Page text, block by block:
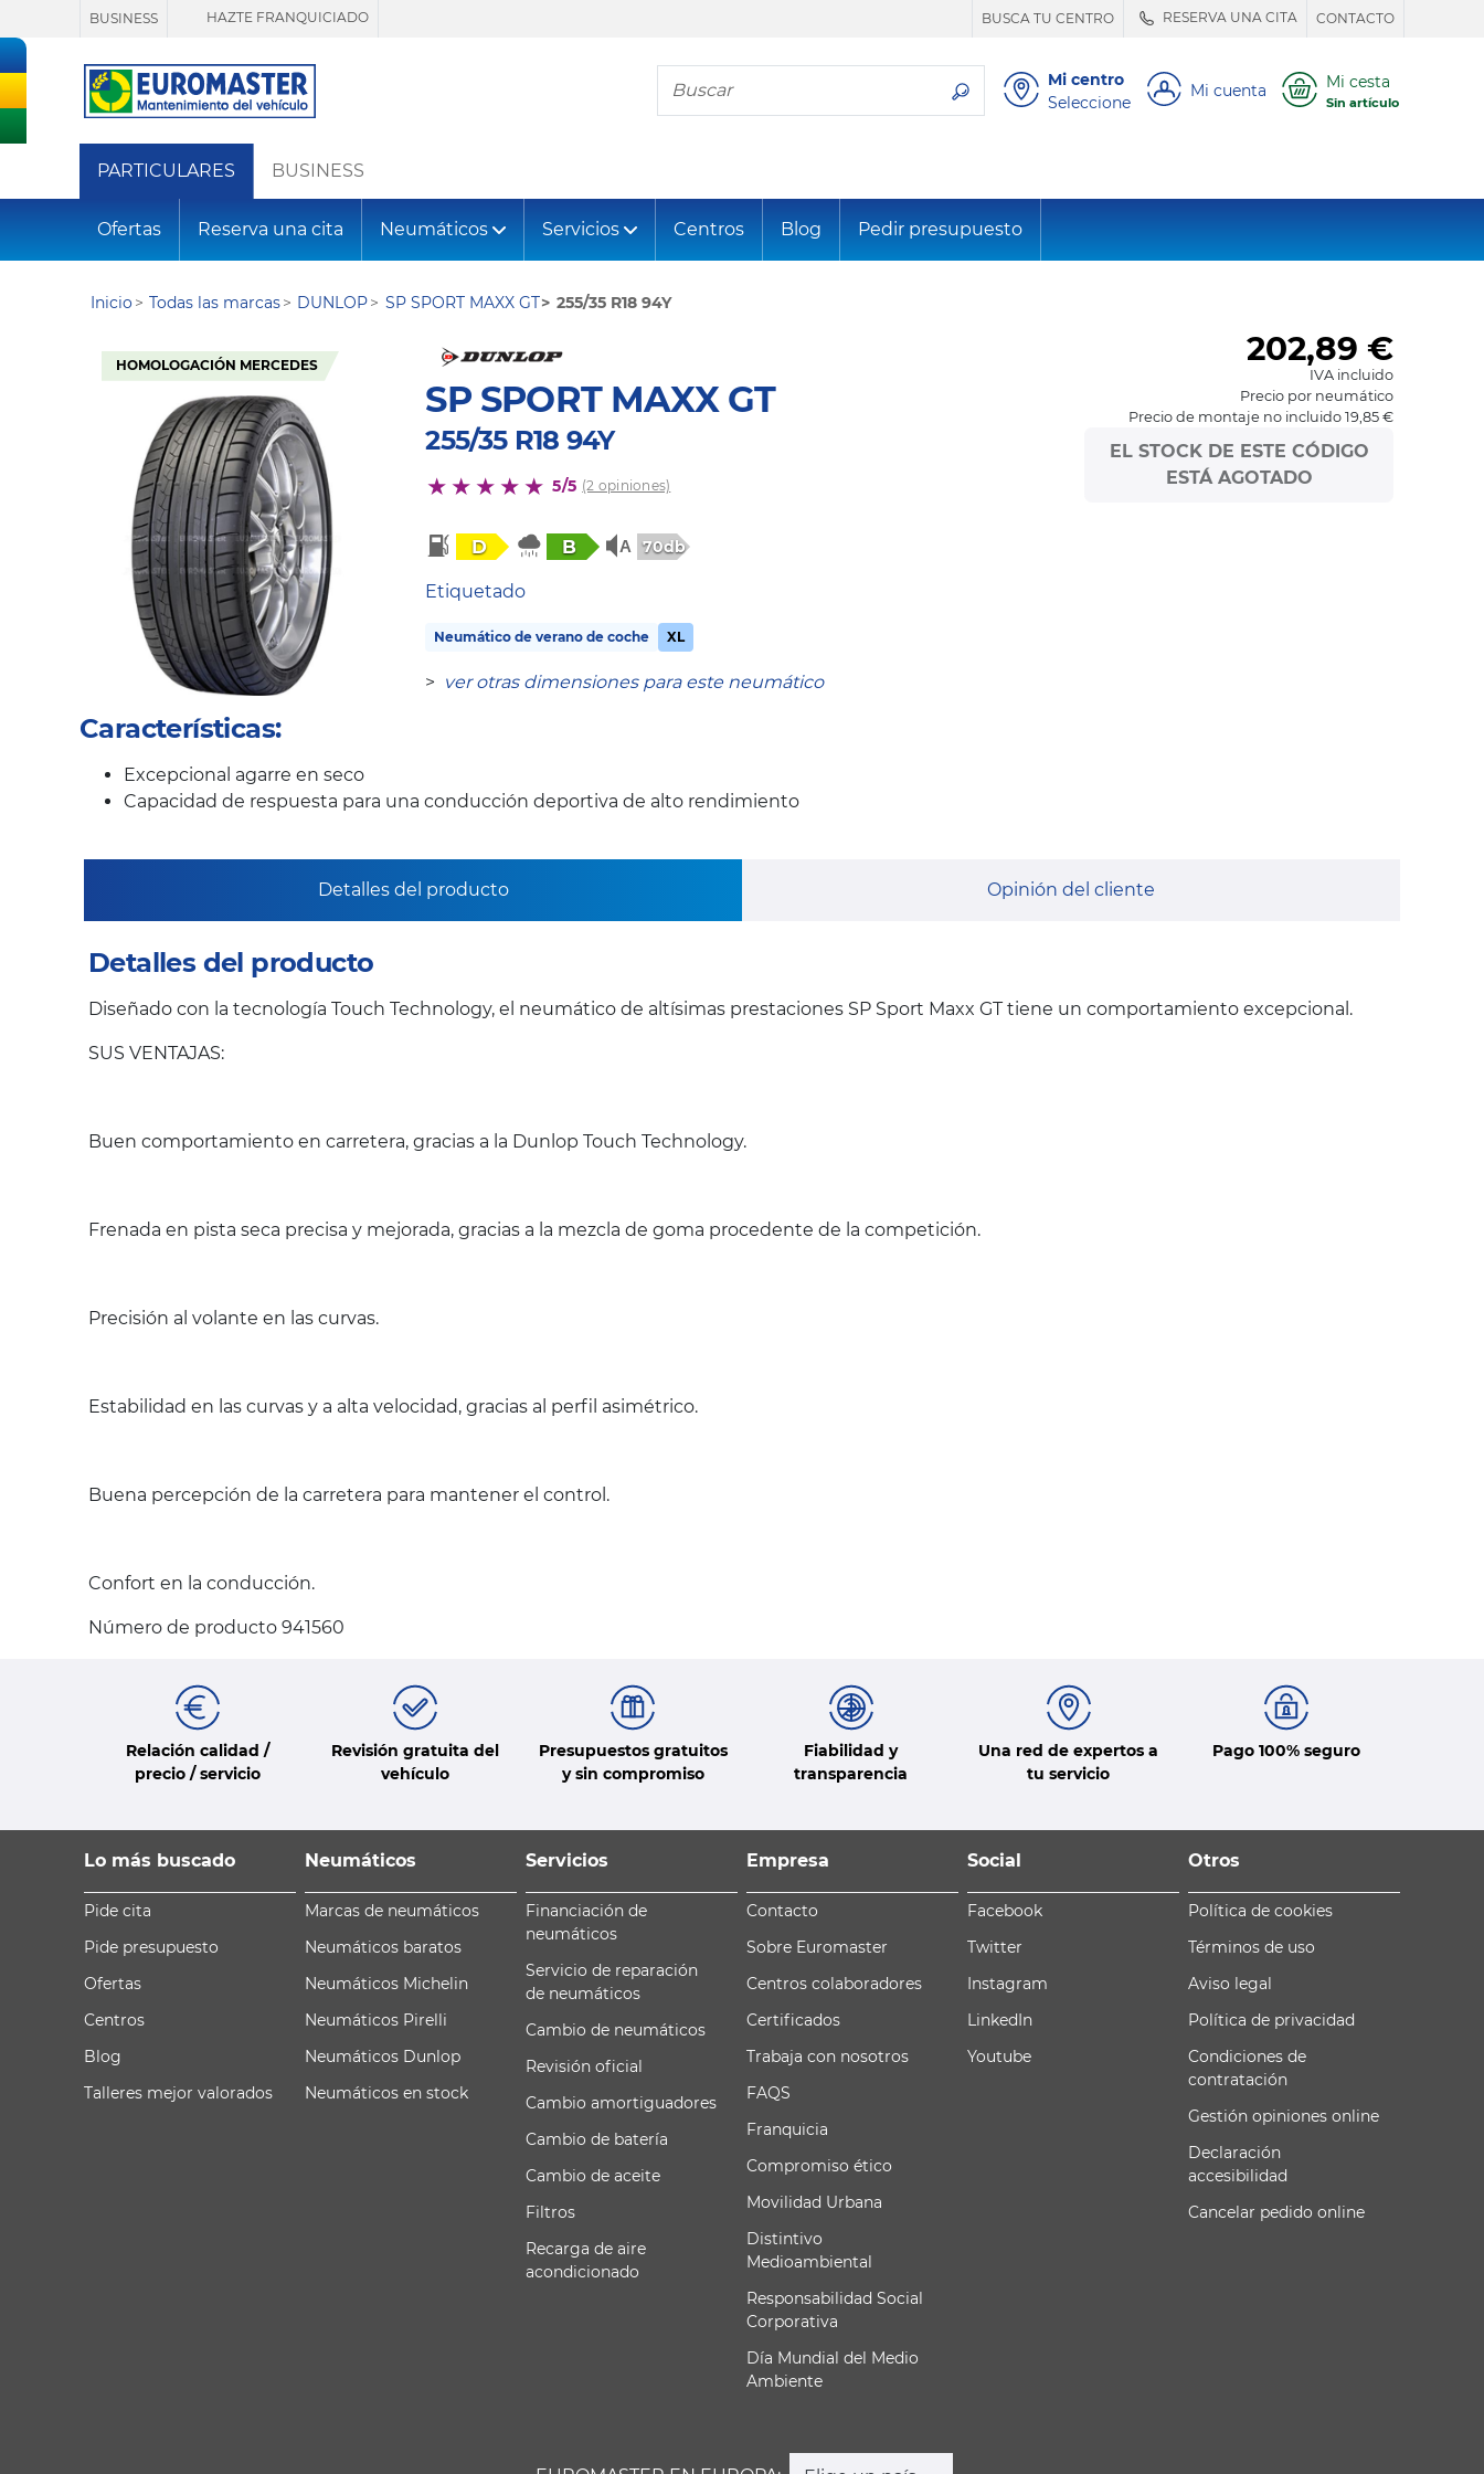
BUSINESS HAZTE FRANQUICIADO BUSCA TU CENTRO RESERVA UNA CITA CONTACTO
Busca tu neumático
Mi centro
Seleccione
Mi cuenta Mi cesta
Sin artículo
PARTICULARES BUSINESS
Ofertas Reserva una cita Neumáticos Servicios Centros Blog Pedir presupuesto
Inicio Todas las marcas DUNLOP SP SPORT MAXX GT 255/35 R18 94Y
HOMOLOGACIÓN MERCEDES
SP SPORT MAXX GT
255/35 R18 94Y
5/5 (2 opiniones)
D B 70db
Etiquetado
Neumático de verano de coche XL
> ver otras dimensiones para este neumático
202,89 €
IVA incluido
Precio por neumático
Precio de montaje no incluido 19,85 €
EL STOCK DE ESTE CÓDIGO
ESTÁ AGOTADO
Características:
Excepcional agarre en seco
Capacidad de respuesta para una conducción deportiva de alto rendimiento
Detalles del producto Opinión del cliente
Detalles del producto
Diseñado con la tecnología Touch Technology, el neumático de altísimas prestaciones SP Sport Maxx GT tiene un comportamiento excepcional.
SUS VENTAJAS:
Buen comportamiento en carretera, gracias a la Dunlop Touch Technology.
Frenada en pista seca precisa y mejorada, gracias a la mezcla de goma procedente de la competición.
Precisión al volante en las curvas.
Estabilidad en las curvas y a alta velocidad, gracias al perfil asimétrico.
Buena percepción de la carretera para mantener el control.
Confort en la conducción.
Número de producto 941560
Relación calidad /
precio / servicio
Revisión gratuita del
vehículo
Presupuestos gratuitos
y sin compromiso
Fiabilidad y
transparencia
Una red de expertos a
tu servicio
Pago 100% seguro
Lo más buscado
Pide cita
Pide presupuesto
Ofertas
Centros
Blog
Talleres mejor valorados
Neumáticos
Marcas de neumáticos
Neumáticos baratos
Neumáticos Michelin
Neumáticos Pirelli
Neumáticos Dunlop
Neumáticos en stock
Servicios
Financiación de
neumáticos
Servicio de reparación
de neumáticos
Cambio de neumáticos
Revisión oficial
Cambio amortiguadores
Cambio de batería
Cambio de aceite
Filtros
Recarga de aire
acondicionado
Empresa
Contacto
Sobre Euromaster
Centros colaboradores
Certificados
Trabaja con nosotros
FAQS
Franquicia
Compromiso ético
Movilidad Urbana
Distintivo
Medioambiental
Responsabilidad Social
Corporativa
Día Mundial del Medio
Ambiente
Social
Facebook
Twitter
Instagram
LinkedIn
Youtube
Otros
Política de cookies
Términos de uso
Aviso legal
Política de privacidad
Condiciones de
contratación
Gestión opiniones online
Declaración
accesibilidad
Cancelar pedido online